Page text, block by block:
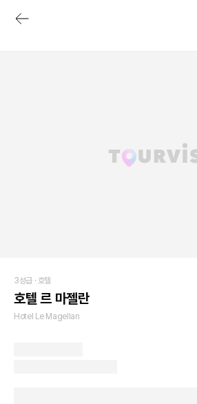
3성급 · 호텔
호텔 르 마젤란
Hotel Le Magellan